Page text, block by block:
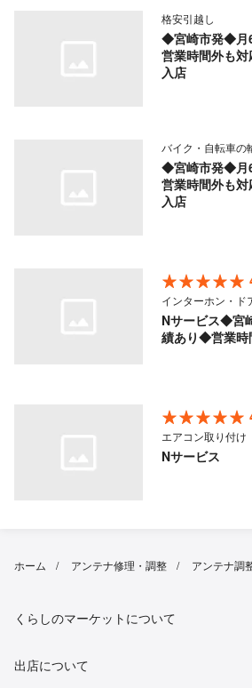
格安引越し
◆宮崎市発◆月
営業時間外も
入店
バイク・自転車の
◆宮崎市発◆月
営業時間外も
入店
インターホン・ド
Nサービス◆宮
績あり◆営業時
エアコン取り付け
Nサービス
ホーム アンテナ修理・調整 アンテナ調
くらしのマーケットについて
出店について